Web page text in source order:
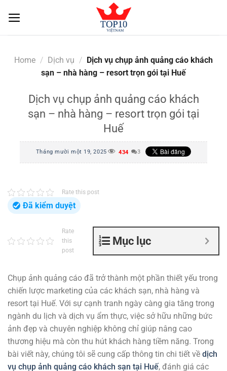
Home / Dịch vụ / Dịch vụ chụp ảnh quảng cáo khách
sạn – nhà hàng – resort trọn gói tại Huế
Dịch vụ chụp ảnh quảng cáo khách
sạn – nhà hàng – resort trọn gói tại
Huế
Tháng mười một 19, 2025 434 3
Rate this post
Đã kiểm duyệt
Mục lục
Rate
this
post
Chụp ảnh quảng cáo đã trở thành một phần thiết yếu trong
chiến lược marketing của các khách sạn, nhà hàng và
resort tại Huế. Với sự cạnh tranh ngày càng gia tăng trong
ngành du lịch và dịch vụ ẩm thực, việc sở hữu những bức
ảnh đẹp và chuyên nghiệp không chỉ giúp nâng cao
thương hiệu mà còn thu hút khách hàng tiềm năng. Trong
bài viết này, chúng tôi sẽ cung cấp thông tin chi tiết về dịch
vụ chụp ảnh quảng cáo khách sạn tại Huế, đánh giá các